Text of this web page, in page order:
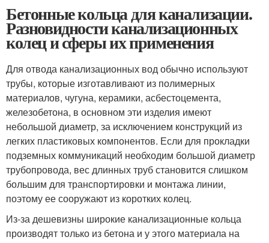
Бетонные кольца для канализации.
Разновидности канализационных
колец и сферы их применения
Для отвода канализационных вод обычно используют
трубы, которые изготавливают из полимерных
материалов, чугуна, керамики, асбестоцемента,
железобетона, в основном эти изделия имеют
небольшой диаметр, за исключением конструкций из
легких пластиковых компонентов. Если для прокладки
подземных коммуникаций необходим большой диаметр
трубопровода, вес длинных труб становится слишком
большим для транспортировки и монтажа линии,
поэтому ее сооружают из коротких колец.
Из-за дешевизны широкие канализационные кольца
производят только из бетона и у этого материала на